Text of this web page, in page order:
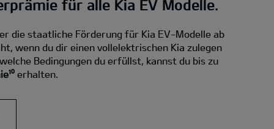
für alle Kia EV Modelle.
die staatliche Förderung für Kia EV-Modelle ab
wenn du dir einen vollelektrischen Kia zulegen
Bedingungen du erfüllst, kannst du bis zu
erhalten.